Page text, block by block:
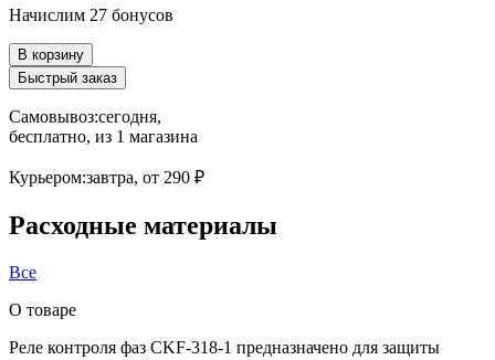
Начислим 27 бонусов
В корзину
Быстрый заказ
Самовывоз:сегодня,
бесплатно, из 1 магазина
Курьером:завтра, от 290 ₽
Расходные материалы
Все
О товаре
Реле контроля фаз CKF-318-1 предназначено для защиты